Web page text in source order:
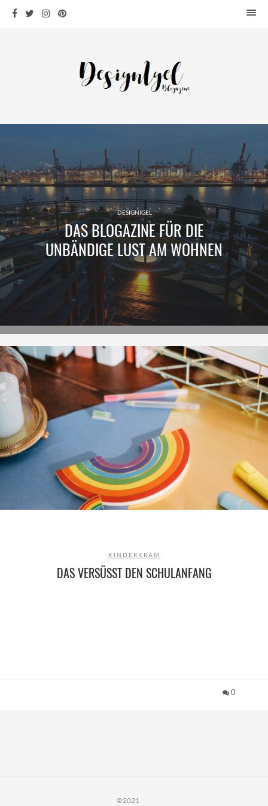
WOHNEN
KÜCHE
KINDERKRAM
DEKO
OUTDOOR
ARCHITEKTUR
ÜBER MICH
KONTAKT
DESIGNIGEL
DAS BLOGAZINE FÜR DIE
UNBÄNDIGE LUST AM WOHNEN
KINDERKRAM
DAS VERSÜSST DEN SCHULANFANG
0
©2021